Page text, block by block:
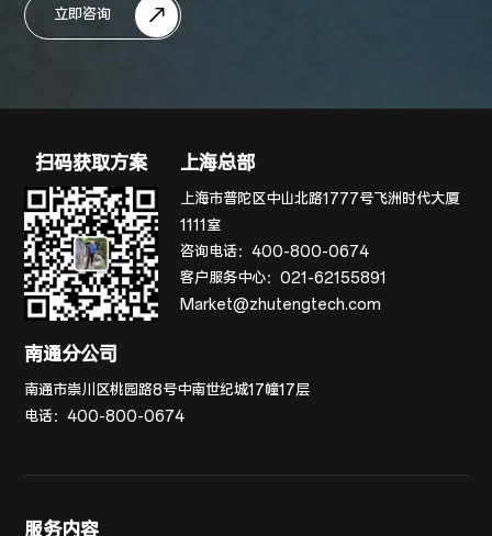
立即咨询
扫码获取方案 上海总部
上海市普陀区中山北路1777号飞洲时代大厦
1111室
咨询电话：400-800-0674
客户服务中心：021-62155891
Market@zhutengtech.com
南通分公司
南通市崇川区桃园路8号中南世纪城17幢17层
电话：400-800-0674
服务内容